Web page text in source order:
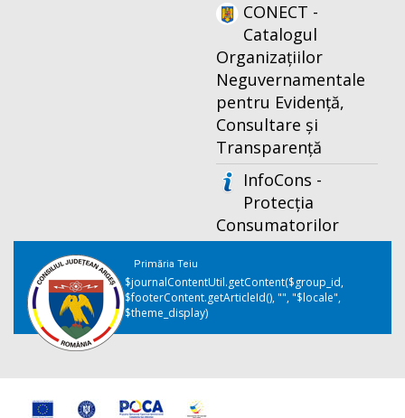
CONECT -
Catalogul
Organizațiilor
Neguvernamentale
pentru Evidență,
Consultare și
Transparență
InfoCons -
Protecția
Consumatorilor
Primăria Teiu
$journalContentUtil.getContent($group_id,
$footerContent.getArticleId(), "", "$locale",
$theme_display)